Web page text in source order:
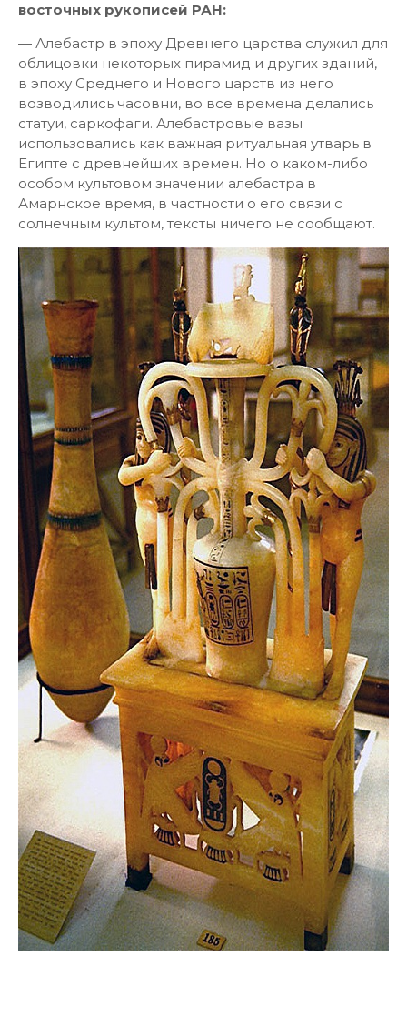
восточных рукописей РАН:
— Алебастр в эпоху Древнего царства служил для
облицовки некоторых пирамид и других зданий,
в эпоху Среднего и Нового царств из него
возводились часовни, во все времена делались
статуи, саркофаги. Алебастровые вазы
использовались как важная ритуальная утварь в
Египте с древнейших времен. Но о каком-либо
особом культовом значении алебастра в
Амарнское время, в частности о его связи с
солнечным культом, тексты ничего не сообщают.